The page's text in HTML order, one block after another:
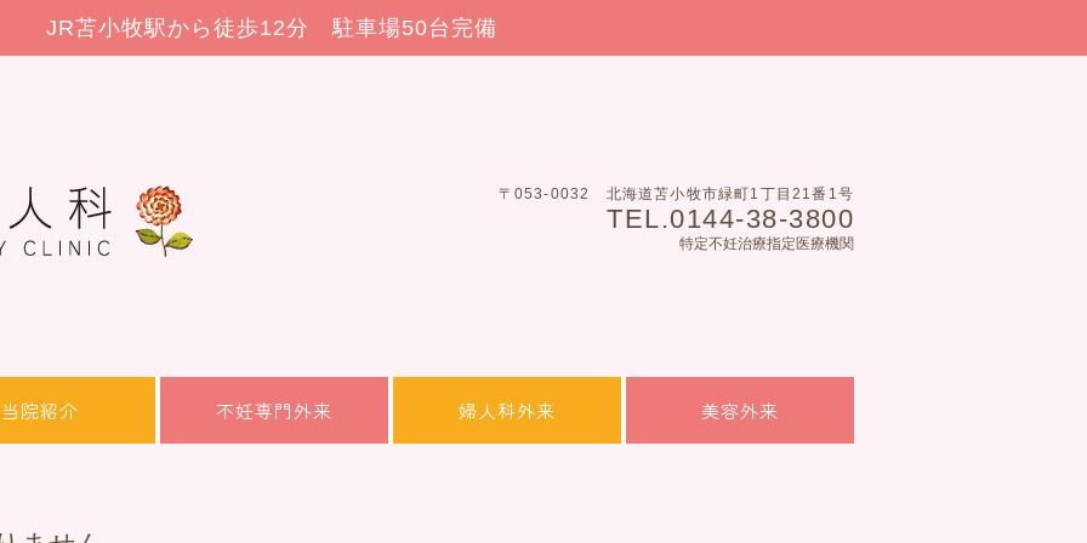
JR苫小牧駅から徒歩12分 駐車場50台完備
〒053-0032 北海道苫小牧市緑町1丁目21番1号
TEL.0144-38-3800
特定不妊治療指定医療機関
当院紹介 不妊専門外来 婦人科外来 美容外来